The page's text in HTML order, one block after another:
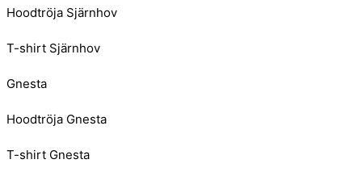
Hoodtröja Sjärnhov
T-shirt Sjärnhov
Gnesta
Hoodtröja Gnesta
T-shirt Gnesta